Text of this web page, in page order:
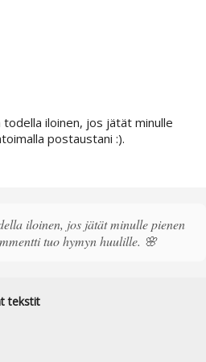
iloinen, jos jätät minulle
postaustani :).
iloinen, jos jätät minulle pienen
tuo hymyn huulille. 🌸
tekstit